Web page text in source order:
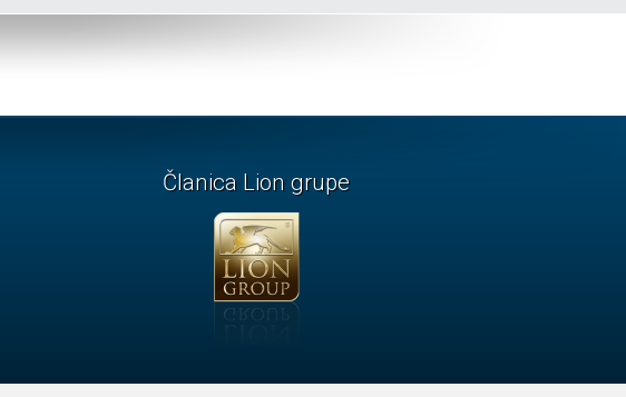
Članica Lion grupe